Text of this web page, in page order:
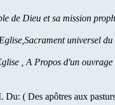
de Dieu et sa mission
universel du
, A Propos d'un ouvrage
( Des apôtres aux